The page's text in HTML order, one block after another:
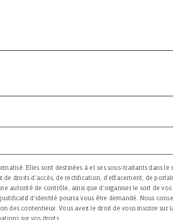
Elles sont destinées à et ses sous-traitants dans le
droits d’accès, de rectification, d’effacement, de
autorité de contrôle, ainsi que d’organiser le sort de vos
d'identité pourra vous être demandé. Nous
des contentieux. Vous avez le droit de vous inscrire sur
sur vos droits.